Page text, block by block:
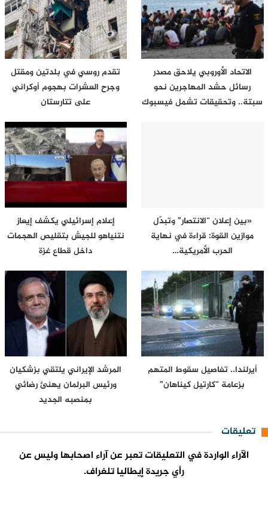
الاتحاد الأوروبي يلاحق مصدر
رسائل حشد المهاجرين نحو
سبتة.. وتحقيقات تشمل فيسبوك
تقدم روسي في بلدتين ومقتل
وجرح العشرات بهجوم أوكراني
على تتارستان
«بين إعلان “الانتصار” وتبدّل
موازين القوة: قراءة في نهاية
الحرب الأمريكية…
إعلام إسرائيلي يكشف إيعاز
نتنياهو للجيش بتقليص الهجمات
داخل قطاع غزة
أيرلندا.. تفاصيل سقوط المتهم
بزعامة “كارتيل كيناهان”
المرشد الإيراني يلتقي بزشكيان
ورئيس البرلمان يهنئ رضائي
بمنصبه الجديد
تعليقات
الآراء الواردة في التعليقات تعبر عن آراء اصحابها وليس عن
رأي جريدة إيطاليا تلغراف.